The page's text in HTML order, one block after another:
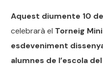
Aquest diumente 10
celebrarà el Torneig
esdeveniment
alumnes de l’escola del